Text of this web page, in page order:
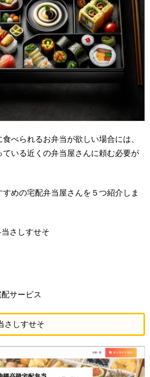
べられるお弁当が欲しい場合には、
ている近くの弁当屋さんに頼む必要が
めの宅配弁当屋さんを５つ紹介しま
さしすせそ
サービス
さしすせそ